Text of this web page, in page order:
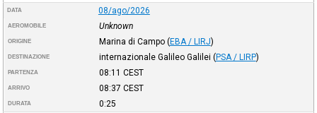
DATA 08/ago/2026
AEROMOBILE Unknown
ORIGINE Marina di Campo (EBA / LIRJ)
DESTINAZIONE internazionale Galileo Galilei (PSA / LIRP)
PARTENZA 08:11 CEST
ARRIVO 08:37 CEST
DURATA 0:25